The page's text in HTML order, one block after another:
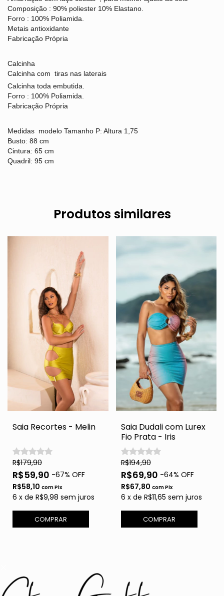
Composição : 90% poliester 10% Elastano.
Forro : 100% Poliamida.
Metais antioxidante
Fabricação Própria
Calcinha
Calcinha com tiras nas laterais
Calcinha toda embutida.
Forro : 100% Poliamida.
Fabricação Própria
Medidas modelo Tamanho P: Altura 1,75
Busto: 88 cm
Cintura: 65 cm
Quadril: 95 cm
Produtos similares
Saia Recortes - Melin
R$179,90
R$59,90 -67% OFF
R$58,10 comPix
6 x de R$9,98 sem juros
COMPRAR
Saia Dudali com Lurex
Fio Prata - Iris
R$194,90
R$69,90 -64% OFF
R$67,80 comPix
6 x de R$11,65 sem juros
COMPRAR